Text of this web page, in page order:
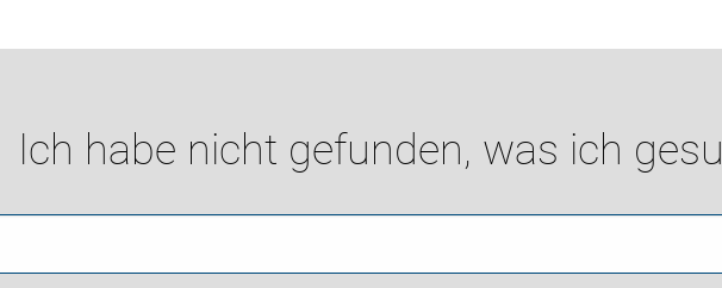
Ich habe nicht gefunden, was ich